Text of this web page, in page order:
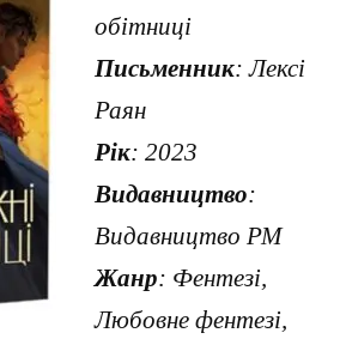
обітниці
Письменник: Лексі
Раян
Рік: 2023
Видавництво:
Видавництво РМ
Жанр: Фентезі,
Любовне фентезі,